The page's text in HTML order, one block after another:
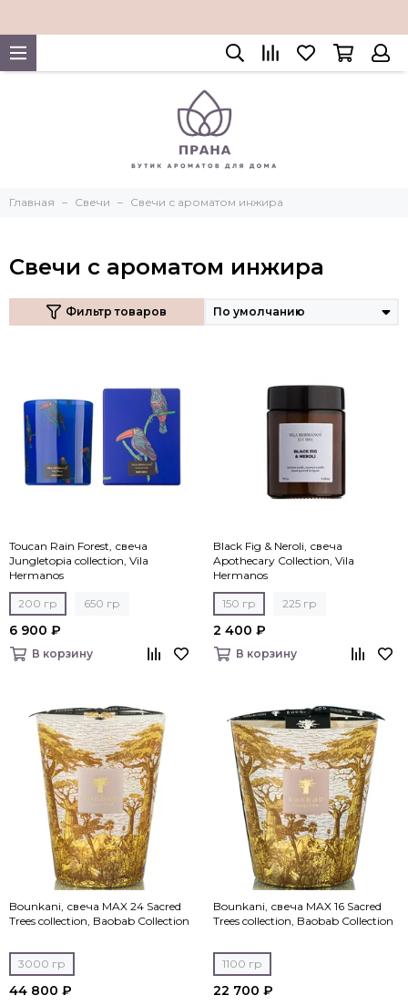
Главная Свечи Свечи с ароматом инжира
Свечи с ароматом инжира
Фильтр товаров
Toucan Rain Forest, свеча
Jungletopia collection, Vila
Hermanos
200 гр 650 гр
6 900 ₽
В корзину
Black Fig & Neroli, свеча
Apothecary Collection, Vila
Hermanos
150 гр 225 гр
2 400 ₽
В корзину
Bounkani, свеча MAX 24 Sacred
Trees collection, Baobab Collection
3000 гр
44 800 ₽
Bounkani, свеча MAX 16 Sacred
Trees collection, Baobab Collection
1100 гр
22 700 ₽